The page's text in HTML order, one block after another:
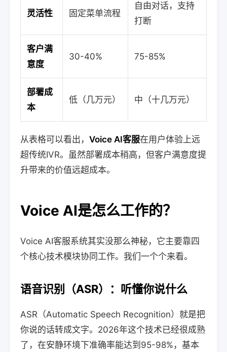
灵活性 固定菜单流程
自由对话，支持
打断
客户满
意度
30-40% 75-85%
部署成
本
低（几万元） 中（十几万元）
从表格可以看出， Voice AI客服在用户体验上远
超传统IVR。虽然部署成本稍高，但客户满意度提
升带来的价值远超成本。
Voice AI是怎么工作的？
Voice AI客服系统其实没那么神秘，它主要靠四
个核心技术模块协同工作。我们一个个来看。
语音识别（ASR）：听懂你说什么
ASR（Automatic Speech Recognition）就是把
你说的话转成文字。2026年这个技术已经很成熟
了，在安静环境下准确率能达到95-98%，基本